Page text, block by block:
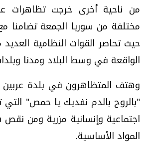
من ناحية أخرى خرجت تظاهرات
مختلفة من سوريا الجمعة
حيث تحاصر القوات النظامية العديد
الواقعة في وسط البلاد ومدنا
وهتف المتظاهرون في بلدة
"بالروح بالدم نفديك يا حمص"
اجتماعية وإنسانية مزرية ومن
المواد الأساسية.